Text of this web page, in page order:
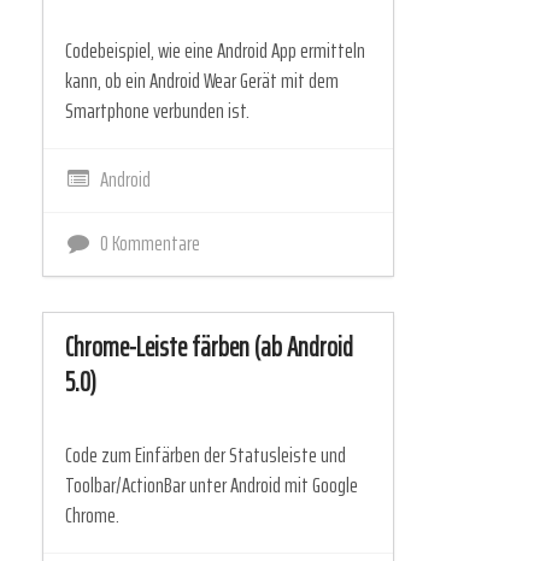
Codebeispiel, wie eine Android App ermitteln
kann, ob ein Android Wear Gerät mit dem
Smartphone verbunden ist.
Android
0 Kommentare
Chrome-Leiste färben (ab Android
5.0)
Code zum Einfärben der Statusleiste und
Toolbar/ActionBar unter Android mit Google
Chrome.